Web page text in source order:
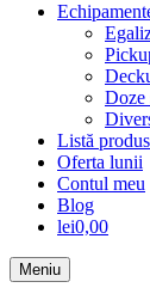
Doze
Listă
Oferta lunii
Contul meu
Blog
lei0,00
Meniu